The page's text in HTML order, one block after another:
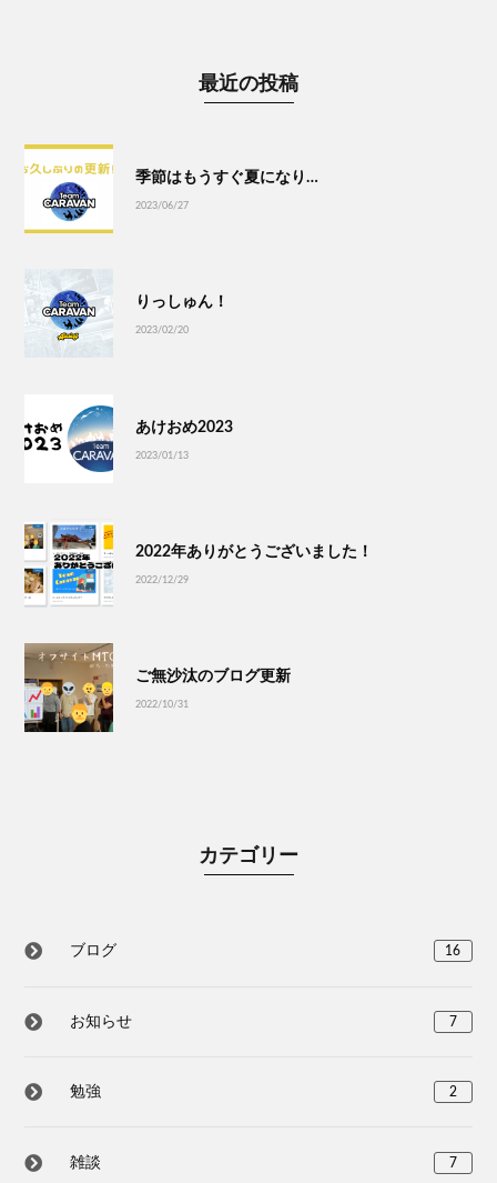
最近の投稿
季節はもうすぐ夏になり…
2023/06/27
りっしゅん！
2023/02/20
あけおめ2023
2023/01/13
2022年ありがとうございました！
2022/12/29
ご無沙汰のブログ更新
2022/10/31
カテゴリー
ブログ 16
お知らせ 7
勉強 2
雑談 7